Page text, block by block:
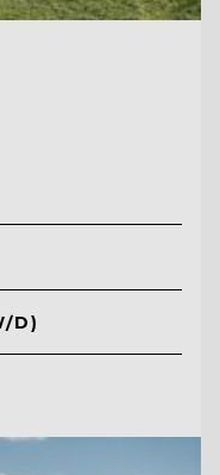
D)